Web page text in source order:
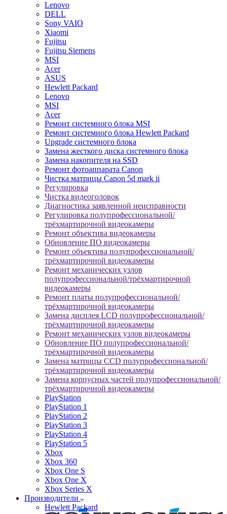
Lenovo
DELL
Sony VAIO
Xiaomi
Fujitsu
Fujitsu Siemens
MSI
Acer
ASUS
Hewlett Packard
Lenovo
MSI
Acer
Ремонт системного блока MSI
Ремонт системного блока Hewlett Packard
Upgrade системного блока
Замена жесткого диска системного блока
Замена накопителя на SSD
Ремонт фотоаппарата Canon
Чистка матрицы Canon 5d mark ii
Регулировка
Чистка видеоголовок
Диагностика заявленной неисправности
Регулировка полупрофессиональной/
трёхмартирочной видеокамеры
Ремонт объектива видеокамеры
Обновление ПО видеокамеры
Ремонт объектива полупрофессиональной/
трёхмартирочной видеокамеры
Ремонт механических узлов
полупрофессиональной/трёхмартирочной
видеокамеры
Ремонт платы полупрофессиональной/
трёхмартирочной видеокамеры
Замена дисплея LCD полупрофессиональной/
трёхмартирочной видеокамеры
Ремонт механических узлов видеокамеры
Обновление ПО полупрофессиональной/
трёхмартирочной видеокамеры
Замена матрицы CCD полупрофессиональной/
трёхмартирочной видеокамеры
Замена корпусных частей полупрофессиональной/
трёхмартирочной видеокамеры
PlayStation
PlayStation 1
PlayStation 2
PlayStation 3
PlayStation 4
PlayStation 5
Xbox
Xbox 360
Xbox One S
Xbox One X
Xbox Series X
Производители
Hewlett Packard